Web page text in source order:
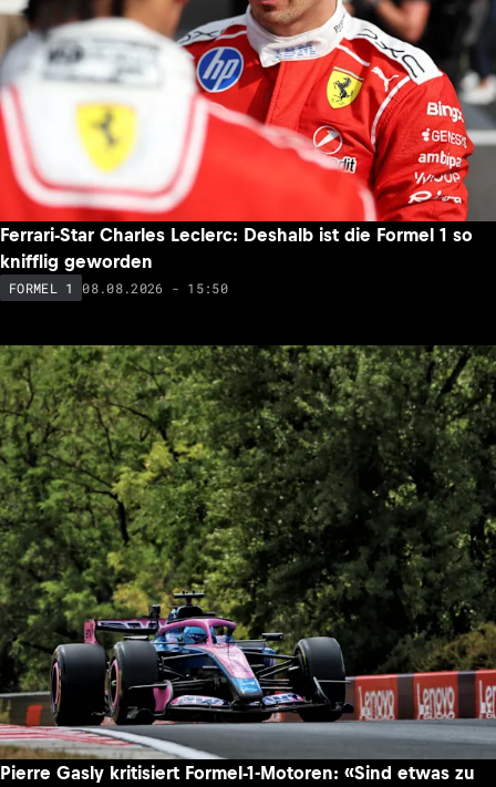
Ferrari-Star Charles Leclerc: Deshalb ist die Formel 1 so
knifflig geworden
FORMEL 1 08.08.2026 - 15:50
Pierre Gasly kritisiert Formel-1-Motoren: «Sind etwas zu